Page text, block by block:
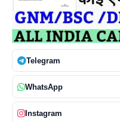
Telegram
WhatsApp
Instagram